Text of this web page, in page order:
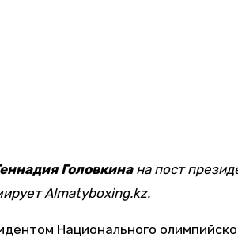
Головкинана пост
Almatyboxing.kz.
Национального